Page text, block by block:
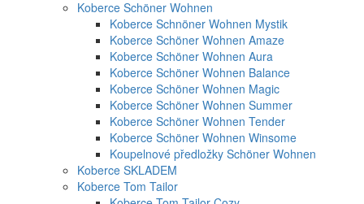
Koberce Schöner Wohnen
Koberce Schnöner Wohnen Mystik
Koberce Schöner Wohnen Amaze
Koberce Schöner Wohnen Aura
Koberce Schöner Wohnen Balance
Koberce Schöner Wohnen Magic
Koberce Schöner Wohnen Summer
Koberce Schöner Wohnen Tender
Koberce Schöner Wohnen Winsome
Koupelnové předložky Schöner Wohnen
Koberce SKLADEM
Koberce Tom Tailor